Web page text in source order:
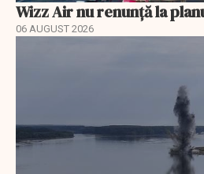
Wizz Air nu renunță la
06 AUGUST 2026